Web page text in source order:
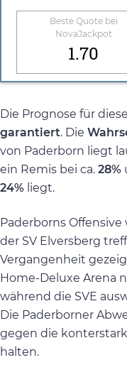
Beste Quote bei
NovaJackpot
1.70
Die Prognose für
garantiert. Die
von Paderborn liegt
ein Remis bei ca. 28%
24% liegt.
Paderborns
der SV Elversberg
Vergangenheit
Home-Deluxe Arena
während die SVE
Die Paderborner
gegen die
halten.